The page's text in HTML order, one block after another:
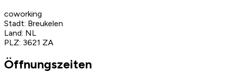
coworking
Stadt: Breukelen
Land: NL
PLZ: 3621 ZA
Öffnungszeiten